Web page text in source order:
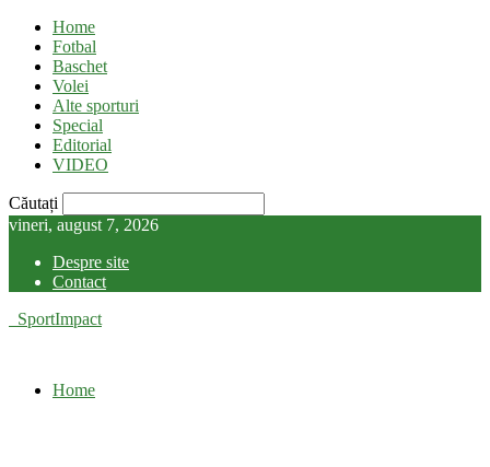
Home
Fotbal
Baschet
Volei
Alte sporturi
Special
Editorial
VIDEO
Căutați
vineri, august 7, 2026
Despre site
Contact
SportImpact
Home